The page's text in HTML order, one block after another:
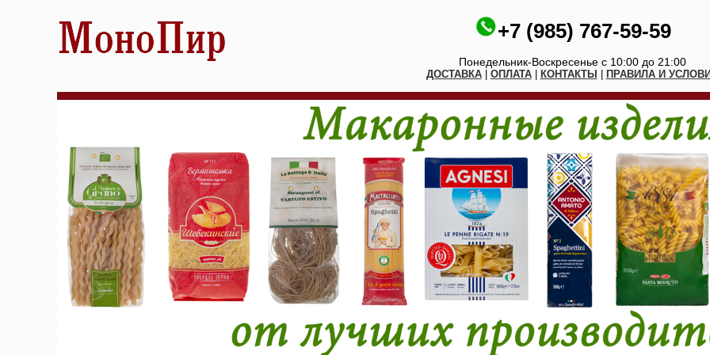
+7 (985) 767-59-59
Понедельник-Воскресенье с 10:00 до 21:00
ДОСТАВКА| ОПЛАТА| КОНТАКТЫ ПРАВИЛА И